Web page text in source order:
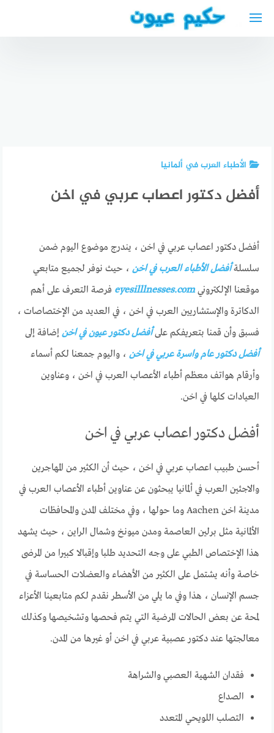
الأطباء العرب في ألمانيا
أفضل دكتور اعصاب عربي في اخن
أفضل دكتور اعصاب عربي في اخن ، يندرج موضوع اليوم ضمن
سلسلةأفضل الأطباء العرب في اخن ، حيث نوفر لجميع متابعي
موقعنا الإلكترونيeyesilllnesses.com فرصة التعرف على أهم
الدكاترة والإستشاريين العرب في اخن ، في العديد من الإختصاصات ،
فسبق وأن قمنا بتعريفكم علىأفضل دكتور عيون في اخن إضافة إلى
أفضل دكتور عام واسرة عربي في اخن ، واليوم جمعنا لكم أسماء
وأرقام هواتف معظم أطباء الأعصاب العرب في اخن ، وعناوين
العيادات كلها في اخن.
أفضل دكتور اعصاب عربي في اخن
أحسن طبيب اعصاب عربي في اخن ، حيث أن الكثير من المهاجرين
والاجئين العرب في ألمانيا يبحثون عن عناوين أطباء الأعصاب العرب في
مدينة اخن Aachen وما حولها ، وفي مختلف المدن والمحافظات
الألمانية مثل برلين العاصمة ومدن ميونخ وشمال الراين ، حيث يشهد
هذا الإختصاص الطبي على وجه التحديد طلبا وإقبالا كبيرا من المرضى
خاصة وأنه يشتمل على الكثير من الأهضاء والعضلات الحساسة في
جسم الإنسان ، هذا وفي ما يلي من الأسطر نقدم لكم متابعينا الأعزاء
لمحة عن بعض الحالات المرضية التي يتم فحصها وتشخيصها وكذلك
معالجتها عند دكتور عصبية عربي في اخن أو غيرها من المدن.
فقدان الشهية العصبي والشراهة
الصداع
التصلب اللويحي المتعدد